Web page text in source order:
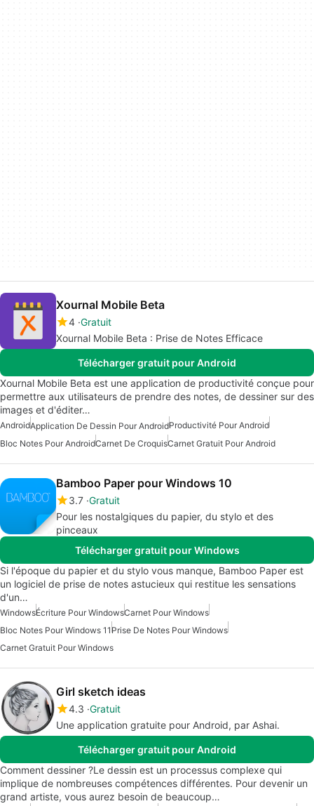
Xournal Mobile Beta
4 Gratuit
Xournal Mobile Beta : Prise de Notes Efficace
Télécharger gratuit pour Android
Xournal Mobile Beta est une application de productivité conçue pour
permettre aux utilisateurs de prendre des notes, de dessiner sur des
images et d'éditer…
AndroidApplication De Dessin Pour AndroidProductivité Pour Android
Bloc Notes Pour AndroidCarnet De CroquisCarnet Gratuit Pour Android
Bamboo Paper pour Windows 10
3.7 Gratuit
Pour les nostalgiques du papier, du stylo et des
pinceaux
Télécharger gratuit pour Windows
Si l'époque du papier et du stylo vous manque, Bamboo Paper est
un logiciel de prise de notes astucieux qui restitue les sensations
d'un…
WindowsÉcriture Pour WindowsCarnet Pour Windows
Bloc Notes Pour Windows 11Prise De Notes Pour Windows
Carnet Gratuit Pour Windows
Girl sketch ideas
4.3 Gratuit
Une application gratuite pour Android, par Ashai.
Télécharger gratuit pour Android
Comment dessiner ?Le dessin est un processus complexe qui
implique de nombreuses compétences différentes. Pour devenir un
grand artiste, vous aurez besoin de beaucoup…